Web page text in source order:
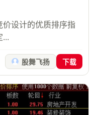
设计的优质排序指
...
股舞飞扬 下载